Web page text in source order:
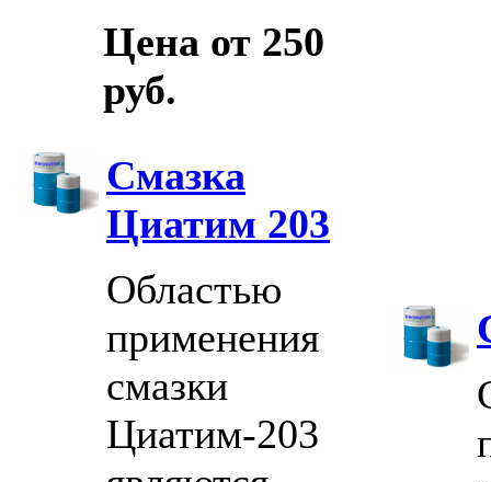
Цена от 250
руб.
Смазка
Циатим 203
Областью
применения
смазки
Циатим-203